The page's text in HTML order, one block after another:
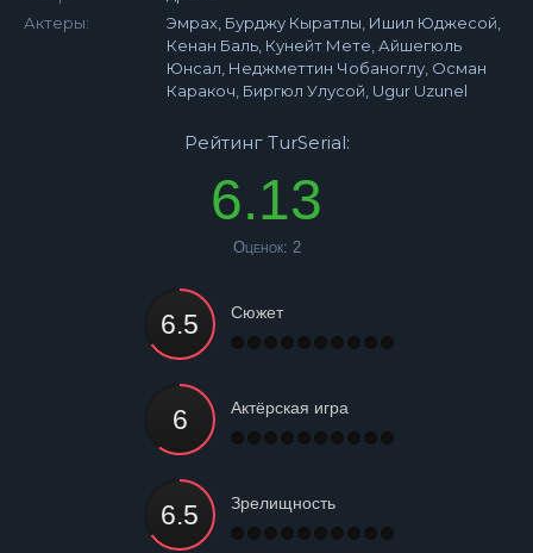
Актеры:
Эмрах, Бурджу Кыратлы, Ишил Юджесой,
Кенан Баль, Кунейт Мете, Айшегюль
Юнсал, Неджметтин Чобаноглу, Осман
Каракоч, Биргюл Улусой, Ugur Uzunel
Рейтинг TurSerial:
6.13
Оценок: 2
Сюжет
Актёрская игра
Зрелищность